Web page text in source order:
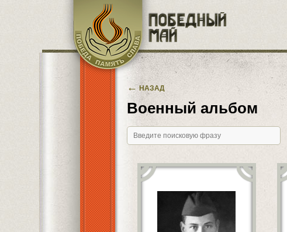
Перейти к основному содержанию
←НАЗАД
Военный альбом